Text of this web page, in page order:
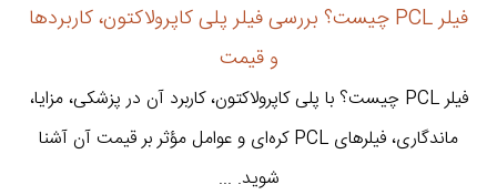
فیلر PCL چیست؟ بررسی فیلر پلی کاپرولاکتون، کاربردها
و قیمت
فیلر PCL چیست؟ با پلی کاپرولاکتون، کاربرد آن در پزشکی، مزایا،
ماندگاری، فیلرهای PCL کره‌ای و عوامل مؤثر بر قیمت آن آشنا
شوید. ...